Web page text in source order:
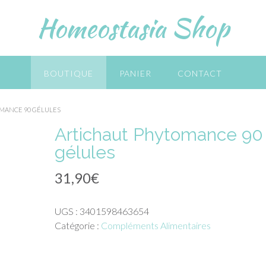
Homeostasia Shop
BOUTIQUE PANIER CONTACT
90 GÉLULES
Artichaut Phytomance 90
gélules
31,90€
UGS : 3401598463654
Catégorie : Compléments Alimentaires